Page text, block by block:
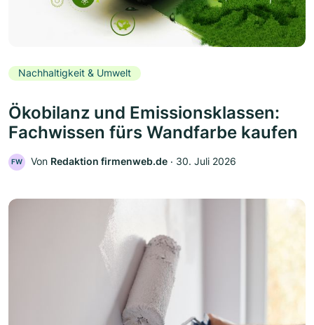
Nachhaltigkeit & Umwelt
Ökobilanz und Emissionsklassen:
Fachwissen fürs Wandfarbe kaufen
FW Von Redaktion firmenweb.de ‧ 30. Juli 2026